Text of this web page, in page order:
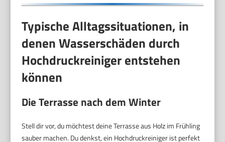
Typische Alltagssituationen, in
denen Wasserschäden durch
Hochdruckreiniger entstehen
können
Die Terrasse nach dem Winter
Stell dir vor, du möchtest deine Terrasse aus Holz im Frühling
sauber machen. Du denkst, ein Hochdruckreiniger ist perfekt